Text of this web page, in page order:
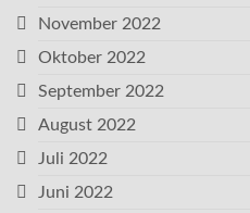
November 2022
Oktober 2022
September 2022
August 2022
Juli 2022
Juni 2022